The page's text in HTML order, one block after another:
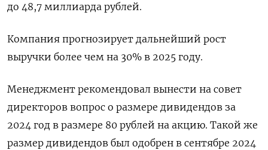
до 48,7 миллиарда рублей.
Компания прогнозирует дальнейший рост
выручки более чем на 30% в 2025 году.
Менеджмент рекомендовал вынести на совет
директоров вопрос о размере дивидендов за
2024 год в размере 80 рублей на акцию. Такой же
размер дивидендов был одобрен в сентябре 2024